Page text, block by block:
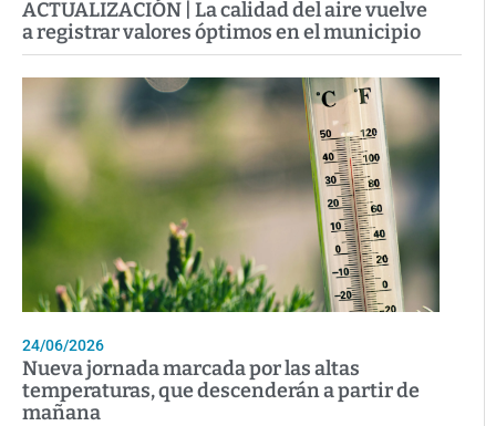
ACTUALIZACIÓN | La calidad del aire vuelve
a registrar valores óptimos en el municipio
24/06/2026
Nueva jornada marcada por las altas
temperaturas, que descenderán a partir de
mañana